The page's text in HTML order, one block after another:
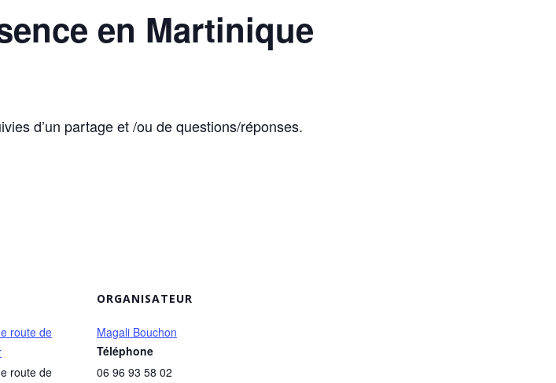
en Martinique
d’un partage et /ou de questions/réponses.
route de
route de
ORGANISATEUR
Magali Bouchon
Téléphone
06 96 93 58 02